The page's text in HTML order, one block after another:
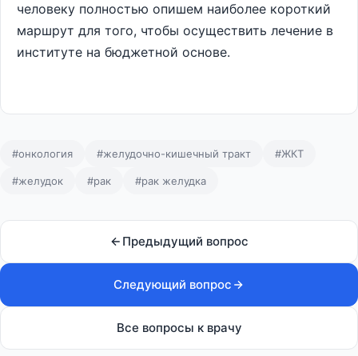
человеку полностью опишем наиболее короткий
маршрут для того, чтобы осуществить лечение в
институте на бюджетной основе.
#онкология #желудочно-кишечный тракт #ЖКТ
#желудок #рак #рак желудка
Предыдущий вопрос
Следующий вопрос
Все вопросы к врачу